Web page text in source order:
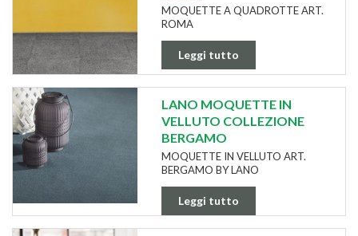
MOQUETTE A QUADROTTE ART.
ROMA
Leggi tutto
LANO MOQUETTE IN
VELLUTO COLLEZIONE
BERGAMO
MOQUETTE IN VELLUTO ART.
BERGAMO BY LANO
Leggi tutto